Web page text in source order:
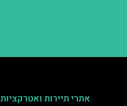
אתרי תיירות ואטרקציות